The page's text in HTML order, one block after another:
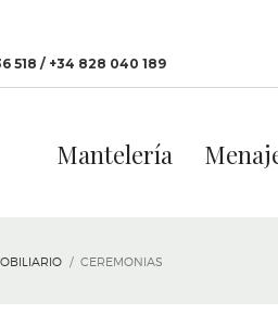
518 / +34 828 040 189
Mantelería
CEREMONIAS